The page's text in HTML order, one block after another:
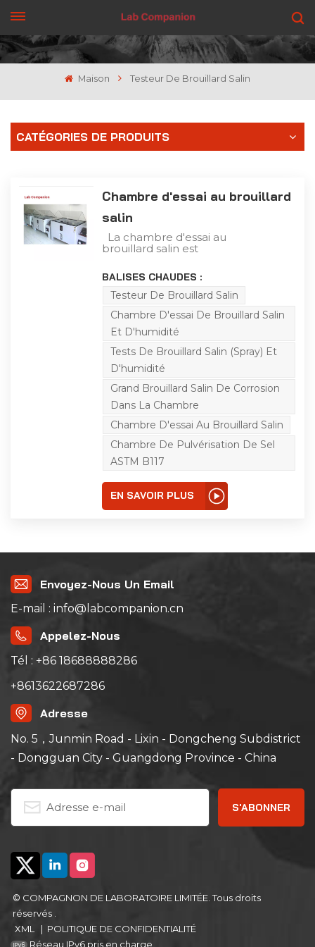
OBTENEZ UN DEVIS
Maison Testeur De Brouillard Salin
CATÉGORIES DE PRODUITS
Chambre d'essai au brouillard
salin
La chambre d'essai au
brouillard salin est
des tests de brouillard
salin corrosif sur les
couches protectrices des
des composants
électriques et
électroniques, ainsi que
des matériaux
métalliques et des
produits industriels. Son
objectif est d'évaluer et
de déterminer les
capacités de résistance à
la corrosion de ces
matériaux et de leurs
revêtements. De tels
tests sont cruciaux dans
diverses industries pour
fiabilité des produits en
cours de
développement ou de
conditions
environnements marins,
automobiles ou les
BALISES CHAUDES :
Testeur De Brouillard Salin
Chambre D'essai De Brouillard Salin
Et D'humidité
Tests De Brouillard Salin (spray) Et
D'humidité
Grand Brouillard Salin De Corrosion
Dans La Chambre
Chambre D'essai Au Brouillard Salin
Chambre De Pulvérisation De Sel
ASTM B117
EN SAVOIR PLUS
Envoyez-Nous Un Email
E-mail : info@labcompanion.cn
Appelez-Nous
Tél : +86 18688888286
+8613622687286
Adresse
No. 5，Junmin Road - Lixin - Dongcheng Subdistrict
- Dongguan City - Guangdong Province - China
© COMPAGNON DE LABORATOIRE LIMITÉE. Tous droits
réservés .
XML
| POLITIQUE DE CONFIDENTIALITÉ
Réseau IPv6 pris en charge